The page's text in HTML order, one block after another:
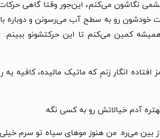
نگاشون می‌کنم، این‌جور وقتا گاهی
خودشون رو به سطح آب می‌رسونن و دوباره
کمین می‌کنم تا این حرکتشونو ببینم.
انگار زنمِ که ماتیک مالیده، کافیه
آدم خیالاتش رو به کسی نگه.
می‌ره. من هنوز موهای سیاه تو سرم خیلی